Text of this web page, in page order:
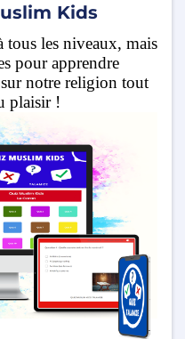
Kids
tous les niveaux, mais
pour apprendre
sur notre religion tout
plaisir !